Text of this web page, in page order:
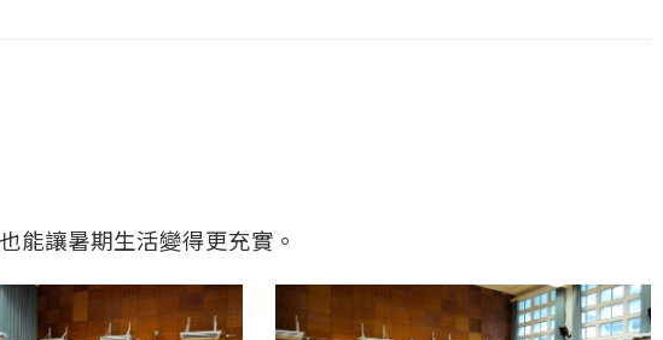
能讓暑期生活變得更充實。